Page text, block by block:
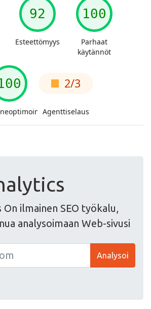
On ilmainen SEO työkalu,
analysoimaan Web-sivusi
Analysoi